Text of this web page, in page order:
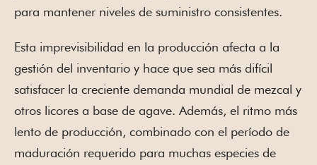
para mantener niveles de suministro consistentes.
Esta imprevisibilidad en la producción afecta a la
gestión del inventario y hace que sea más difícil
satisfacer la creciente demanda mundial de mezcal y
otros licores a base de agave. Además, el ritmo más
lento de producción, combinado con el período de
maduración requerido para muchas especies de